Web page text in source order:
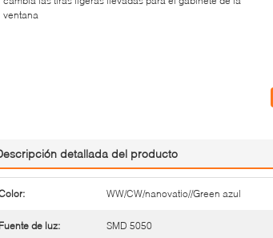
ventana
detallada del producto
WW/CW/nanovatio//Green azul
de luz: SMD 5050